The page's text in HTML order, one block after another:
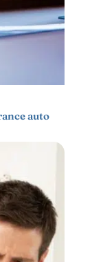
auto